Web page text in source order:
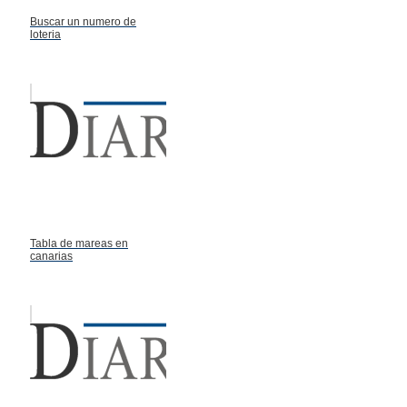
Buscar un numero de
loteria
Tabla de mareas en
canarias